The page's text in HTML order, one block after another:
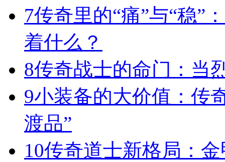
7传奇里的“痛”与“稳”
着什么？
8传奇战士的命门：当
9小装备的大价值：传
渡品”
10传奇道士新格局：